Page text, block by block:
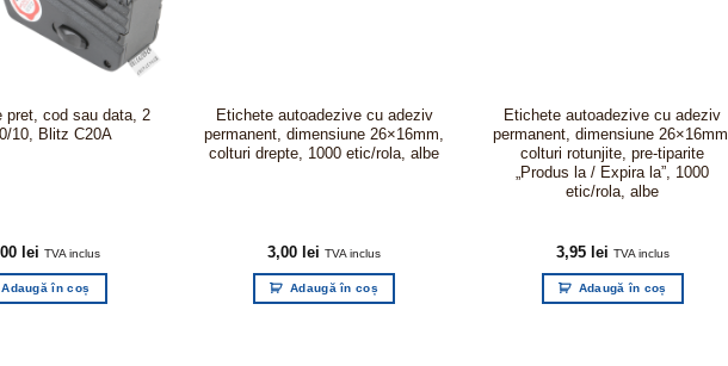
pret, cod sau data, 2
10, Blitz C20A
lei TVA inclus
Adaugă în coș
Etichete autoadezive cu adeziv
permanent, dimensiune 26×16mm,
colturi drepte, 1000 etic/rola, albe
3,00 lei TVA inclus
Adaugă în coș
Etichete autoadezive cu adeziv
permanent, dimensiune 26×16mm,
colturi rotunjite, pre-tiparite
„Produs la / Expira la”, 1000
etic/rola, albe
3,95 lei TVA inclus
Adaugă în coș